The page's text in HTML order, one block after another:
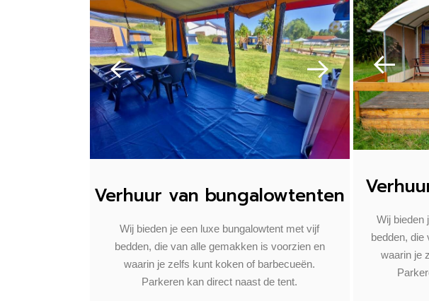
Verhuur van bungalowtenten
Wij bieden je een luxe bungalowtent met vijf
bedden, die van alle gemakken is voorzien en
waarin je zelfs kunt koken of barbecueën.
Parkeren kan direct naast de tent.
Wij bieden
bedden, die
waarin je